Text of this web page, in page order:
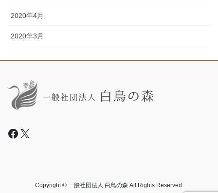
2020年4月
2020年3月
Facebook
X
Copyright © 一般社団法人 白鳥の森 All Rights Reserved.